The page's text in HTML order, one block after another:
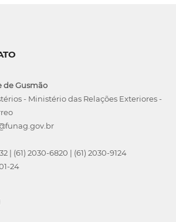
de Gusmão
- Ministério das Relações Exteriores -
| (61) 2030-6820 | (61) 2030-9124
24